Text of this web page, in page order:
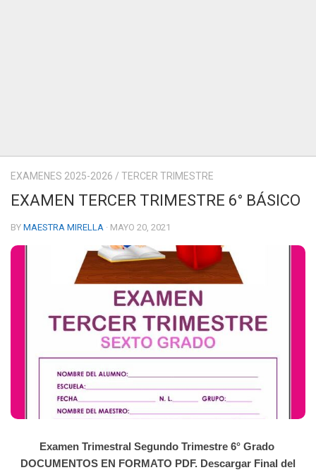
EXAMENES 2025-2026 / TERCER TRIMESTRE
EXAMEN TERCER TRIMESTRE 6° BÁSICO
BY MAESTRA MIRELLA · MAYO 20, 2021
Examen Trimestral Segundo Trimestre 6° Grado
DOCUMENTOS EN FORMATO PDF. Descargar Final del